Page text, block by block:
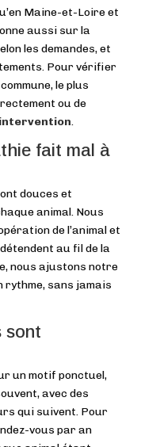
Maine-et-Loire et
aussi sur la
les demandes, et
Pour vérifier
le plus
ou de
.
fait mal à
douces et
animal. Nous
de l’animal et
au fil de la
nous ajustons notre
rythme, sans jamais
sont
un motif ponctuel,
avec des
qui suivent. Pour
vous par an